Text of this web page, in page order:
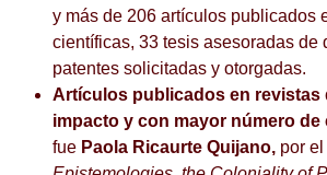
y más de 206 artículos publicados
científicas, 33 tesis asesoradas de
patentes solicitadas y otorgadas.
Artículos publicados en revistas
impacto y con mayor número de
fue Paola Ricaurte Quijano, por